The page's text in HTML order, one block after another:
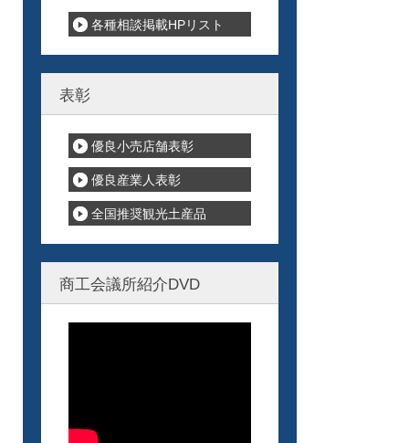
各種相談掲載HPリスト
表彰
優良小売店舗表彰
優良産業人表彰
全国推奨観光土産品
商工会議所紹介DVD